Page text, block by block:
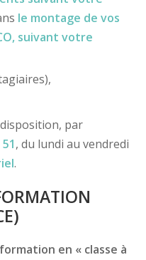
le montage de vos
, suivant votre
par
, du lundi au vendredi
.
en « classe à